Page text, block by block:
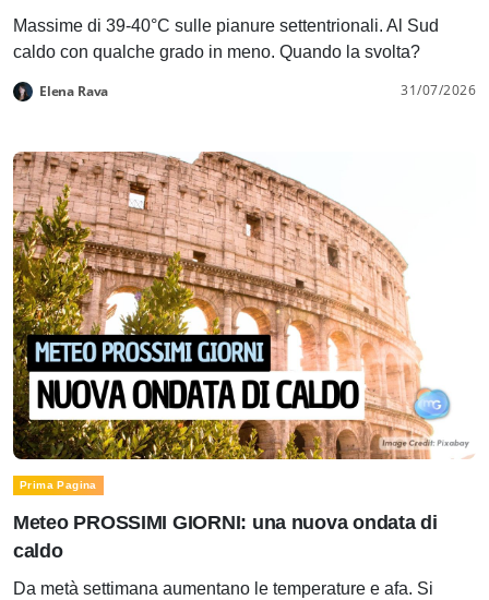
Massime di 39-40°C sulle pianure settentrionali. Al Sud
caldo con qualche grado in meno. Quando la svolta?
Elena Rava 31/07/2026
Prima Pagina
Meteo PROSSIMI GIORNI: una nuova ondata di
caldo
Da metà settimana aumentano le temperature e afa. Si